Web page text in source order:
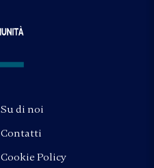
Su di noi
Contatti
Cookie Policy